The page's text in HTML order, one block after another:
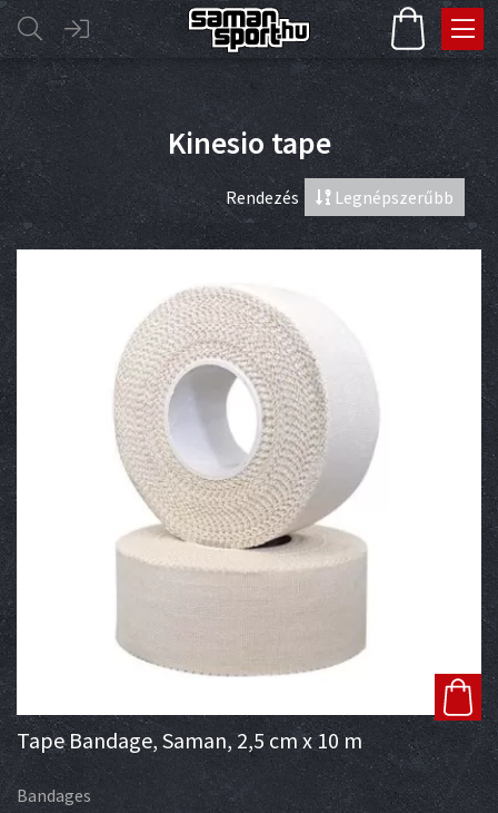
Kinesio tape
Rendezés Legnépszerűbb
Tape Bandage, Saman, 2,5 cm x 10 m
Bandages